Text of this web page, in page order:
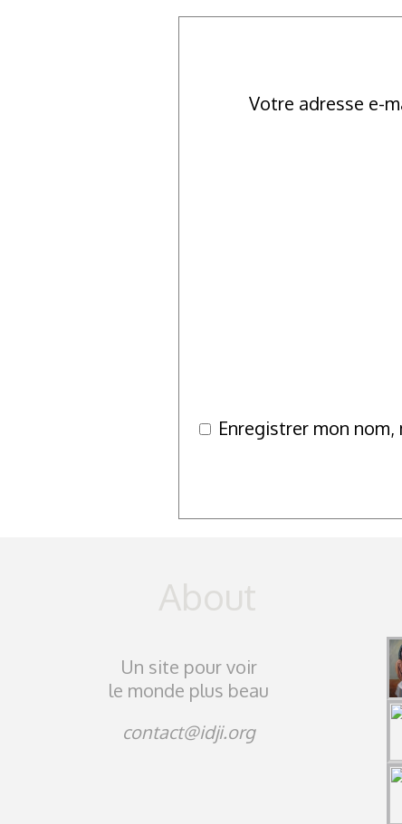
Votre adresse e-
Enregistrer mon
Un site pour voir
le monde plus beau
contact@idji.org